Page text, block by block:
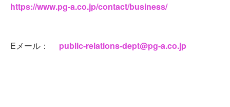
https://www.pg-a.co.jp/contact/business/
Eメール： public-relations-dept@pg-a.co.jp